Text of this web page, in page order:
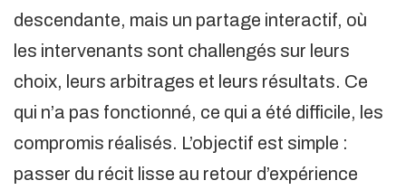
descendante, mais un partage interactif, où
les intervenants sont challengés sur leurs
choix, leurs arbitrages et leurs résultats. Ce
qui n’a pas fonctionné, ce qui a été difficile, les
compromis réalisés. L’objectif est simple :
passer du récit lisse au retour d’expérience